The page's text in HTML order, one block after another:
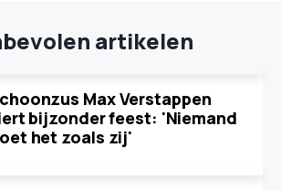
artikelen
Max Verstappen
bijzonder feest: 'Niemand
het zoals zij'